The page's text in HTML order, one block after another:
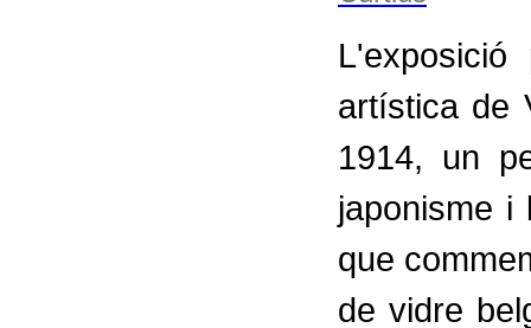
L'exposició
artística de
1914, un
japonisme i
que
de vidre